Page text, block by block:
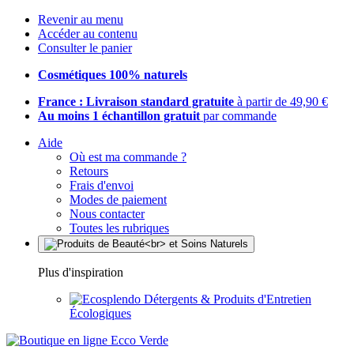
Revenir au menu
Accéder au contenu
Consulter le panier
Cosmétiques 100% naturels
France : Livraison standard gratuite à partir de 49,90 €
Au moins 1 échantillon gratuit par commande
Aide
Où est ma commande ?
Retours
Frais d'envoi
Modes de paiement
Nous contacter
Toutes les rubriques
Plus d'inspiration
Détergents & Produits d'Entretien
Écologiques